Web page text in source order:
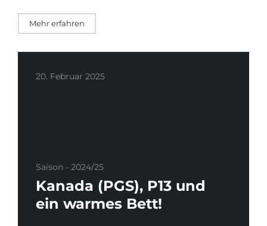
Mehr erfahren
20. Februar 2025
Saison - 2024/25
Kanada (PGS), P13 und
ein warmes Bett!